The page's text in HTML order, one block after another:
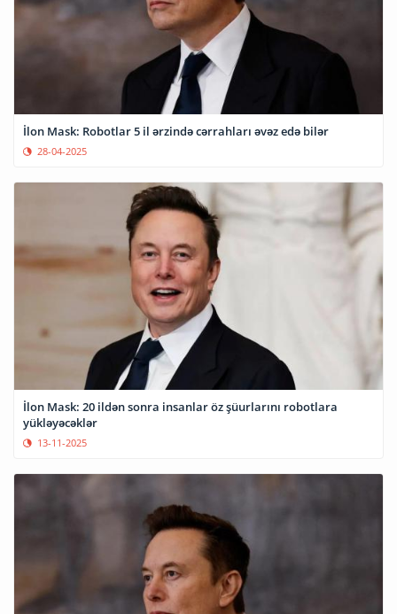
İlon Mask: Robotlar 5 il ərzində cərrahları əvəz edə bilər
28-04-2025
İlon Mask: 20 ildən sonra insanlar öz şüurlarını robotlara
yükləyəcəklər
13-11-2025